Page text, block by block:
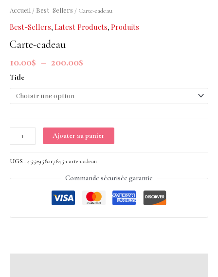
Accueil / Best-Sellers / Carte-cadeau
Best-Sellers, Latest Products, Produits
Carte-cadeau
10.00$ – 200.00$
200.00$
Title
Ajouter au panier
UGS : 4552958017645-carte-cadeau
Commande sécurisée garantie